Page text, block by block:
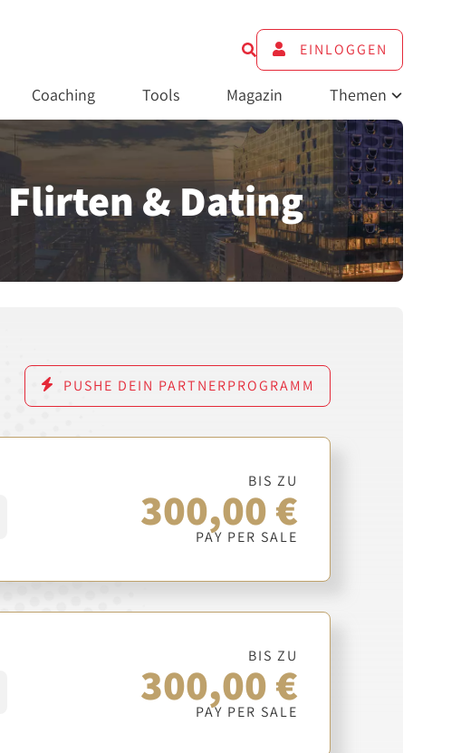
EINLOGGEN
Coaching Tools Magazin Themen
& Dating
PUSHE DEIN PARTNERPROGRAMM
BIS ZU
300,00 €
PAY PER SALE
BIS ZU
300,00 €
PAY PER SALE